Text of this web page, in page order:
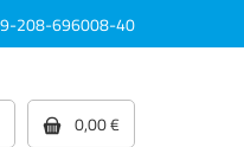
208-696008-40
0,00 €